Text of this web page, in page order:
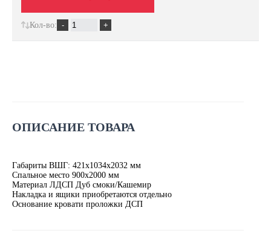
ОПИСАНИЕ ТОВАРА
Габариты ВШГ: 421х1034х2032 мм
Спальное место 900х2000 мм
Материал ЛДСП Дуб смоки/Кашемир
Накладка и ящики приобретаются отдельно
Основание кровати проложки ДСП
Кол-во: